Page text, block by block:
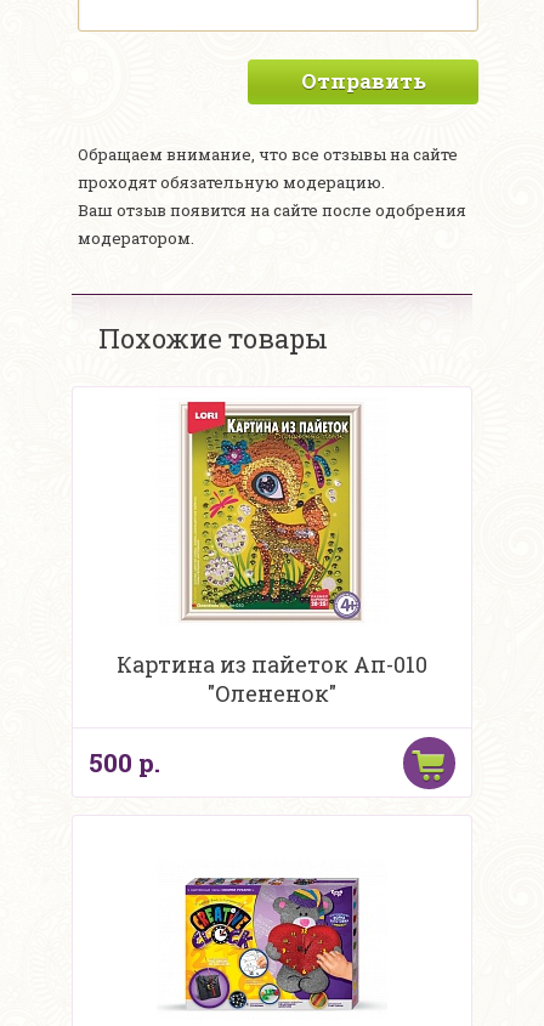
Отправить
Обращаем внимание, что все отзывы на сайте
проходят обязательную модерацию.
Ваш отзыв появится на сайте после одобрения
модератором.
Похожие товары
Картина из пайеток Ап-010
"Олененок"
500 р.